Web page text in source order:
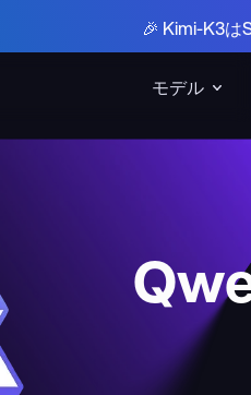
モデル
🎉 Kimi-K3